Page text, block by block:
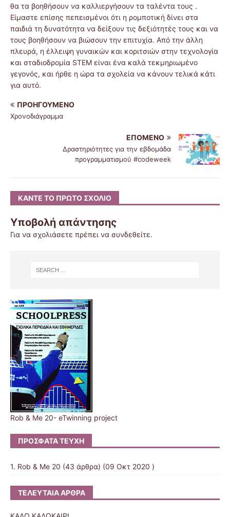
θα τα βοηθήσουν να καλλιεργήσουν τα ταλέντα τους .
Είμαστε επίσης πεπεισμένοι ότι η ρομποτική δίνει στα
παιδιά τη δυνατότητα να δείξουν τις δεξιότητές τους και να
τους βοηθήσουν να βιώσουν την επιτυχία. Από την άλλη
πλευρά, η έλλειψη γυναικών και κοριτσιών στην τεχνολογία
και σταδιοδρομία STEM είναι ένα καλά τεκμηριωμένο
γεγονός, και ήρθε η ώρα τα σχολεία να κάνουν τελικά κάτι
για αυτό.
ΠΡΟΗΓΟΎΜΕΝΟ
Χρονοδιάγραμμα
ΕΠΌΜΕΝΟ
Δραστηριότητες για την εβδομάδα
προγραμματισμού #codeweek
ΚΆΝΤΕ ΤΟ ΠΡΏΤΟ ΣΧΌΛΙΟ
Υποβολή απάντησης
Για να σχολιάσετε πρέπει να συνδεθείτε.
Rob & Me 20- eTwinning project
ΠΡΌΣΦΑΤΑ ΤΕΎΧΗ
1. Rob & Me 20 (43 άρθρα) (09 Οκτ 2020 )
ΤΕΛΕΥΤΑΊΑ ΆΡΘΡΑ